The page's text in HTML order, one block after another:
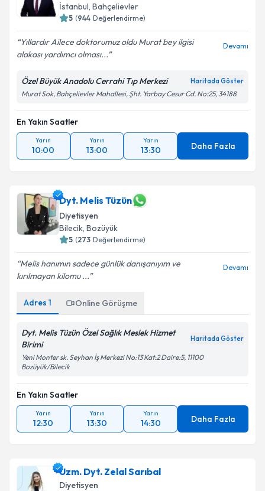
İstanbul, Bahçelievler
5 (944 Değerlendirme)
Yıllardır Ailece doktorumuz oldu Murat bey ilgisi
alakası yardımcı olması...
Devamı
Özel Büyük Anadolu Cerrahi Tıp Merkezi Haritada Göster
Murat Sok, Bahçelievler Mahallesi, Şht. Yarbay Cesur Cd. No:25, 34188
En Yakın Saatler
Yarın
10:00
Yarın
13:00
Yarın
13:30 Daha Fazla
Dyt. Melis Tüzün
Diyetisyen
Bilecik, Bozüyük
5 (273 Değerlendirme)
Melis hanımın sadece günlük danışanıyım ve
kırılmayan kilomu ...
Devamı
Adres 1 Online Görüşme
Dyt. Melis Tüzün Özel Sağlık Meslek Hizmet
Birimi
Haritada Göster
Yeni Monter sk. Seyhan İş Merkezi No:13 Kat:2 Daire:5, 11100
Bozüyük/Bilecik
En Yakın Saatler
Yarın
12:30
Yarın
13:30
Yarın
14:30 Daha Fazla
Uzm. Dyt. Zelal Sarıbal
Diyetisyen